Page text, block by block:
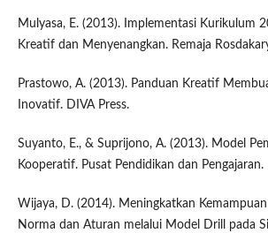
Mulyasa, E. (2013). Implementasi Kurikulum
Kreatif dan Menyenangkan. Remaja
Prastowo, A. (2013). Panduan Kreatif
Inovatif. DIVA Press.
Suyanto, E., & Suprijono, A. (2013). Model
Kooperatif. Pusat Pendidikan dan Pengajaran.
Wijaya, D. (2014). Meningkatkan
Norma dan Aturan melalui Model Drill pada